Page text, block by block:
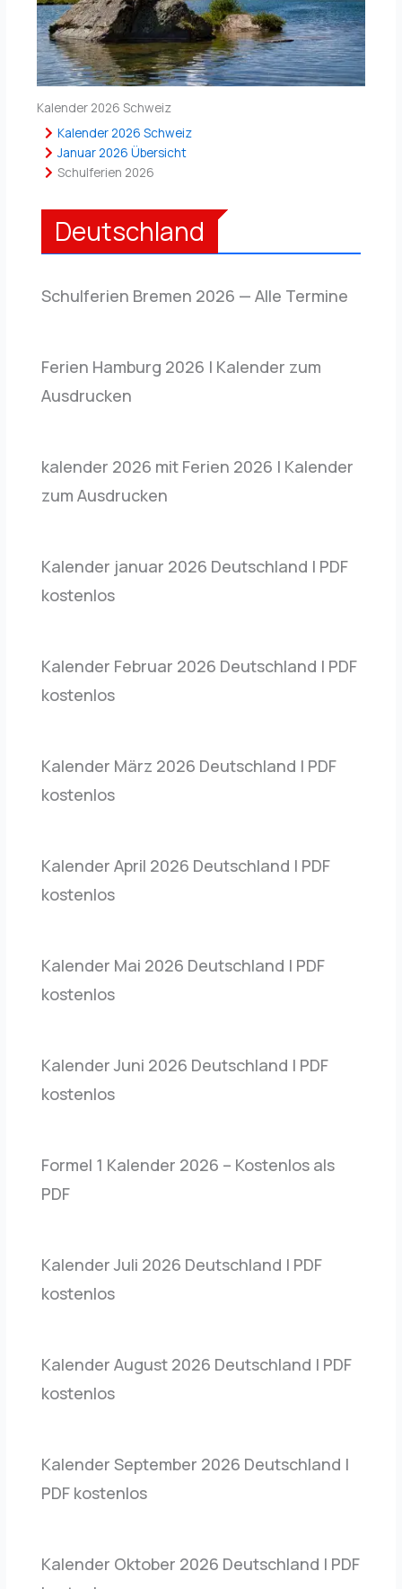
Kalender 2026 Schweiz
Kalender 2026 Schweiz
Januar 2026 Übersicht
Schulferien 2026
Deutschland
Schulferien Bremen 2026 — Alle Termine
Ferien Hamburg 2026 | Kalender zum
Ausdrucken
kalender 2026 mit Ferien 2026 | Kalender
zum Ausdrucken
Kalender januar 2026 Deutschland | PDF
kostenlos
Kalender Februar 2026 Deutschland | PDF
kostenlos
Kalender März 2026 Deutschland | PDF
kostenlos
Kalender April 2026 Deutschland | PDF
kostenlos
Kalender Mai 2026 Deutschland | PDF
kostenlos
Kalender Juni 2026 Deutschland | PDF
kostenlos
Formel 1 Kalender 2026 – Kostenlos als
PDF
Kalender Juli 2026 Deutschland | PDF
kostenlos
Kalender August 2026 Deutschland | PDF
kostenlos
Kalender September 2026 Deutschland |
PDF kostenlos
Kalender Oktober 2026 Deutschland | PDF